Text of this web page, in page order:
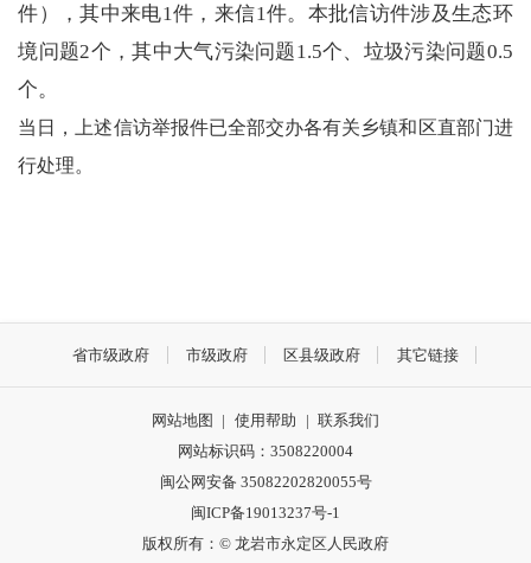
件），其中来电1件，来信1件。本批信访件涉及生态环
境问题2个，其中大气污染问题1.5个、垃圾污染问题0.5
个。
当日，上述信访举报件已全部交办各有关乡镇和区直部门进
行处理。
省市级政府 市级政府 区县级政府 其它链接
网站地图 | 使用帮助 | 联系我们
网站标识码：3508220004
闽公网安备 35082202820055号
闽ICP备19013237号-1
版权所有：© 龙岩市永定区人民政府